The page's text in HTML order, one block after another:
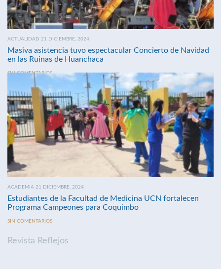
ACTUALIDAD 21 DICIEMBRE, 2024
Masiva asistencia tuvo espectacular Concierto de Navidad
en las Ruinas de Huanchaca
SIN COMENTARIOS
ACADEMIA 21 DICIEMBRE, 2024
Estudiantes de la Facultad de Medicina UCN fortalecen
Programa Campeones para Coquimbo
SIN COMENTARIOS
Revista Reflejos